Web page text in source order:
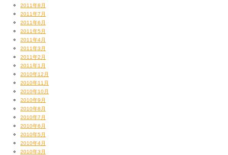
ウチのPAザワさんとモニター角ちゃん
（共にオーバー40）は、
いつものように小学生的じゃれ合いをするのだった。
あー、この人たちとまたツアー回るのか…。
楽しいんだけどさあ…。
2011年8月
2011年7月
2011年6月
2011年5月
2011年4月
2011年3月
2011年2月
2011年1月
2010年12月
2010年11月
2010年10月
2010年9月
2010年8月
2010年7月
2010年6月
2010年5月
2010年4月
2010年3月